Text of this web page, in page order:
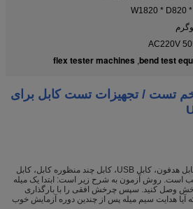
W1820 * D820
AC220V
bend test
,
flex tester machines
خم تست / تجهیزات تست کابل برای
این برای آزمایش مقاومت خم در کابل هدفون، کابل USB، کابل چند منظوره کابل، کابل
است. روش آزمون به شرح زیر است: ابتدا یک میله
وصل کنید. سپس چرخش افقی را با بارگذاری
آیا هدایت سیم میله پس از چندین دوره آزمایش خوب